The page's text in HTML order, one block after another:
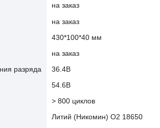
на заказ
на заказ
430*100*40 мм
на заказ
разряда
36.4В
54.6В
> 800 циклов
Литий (Никомин) О2 18650